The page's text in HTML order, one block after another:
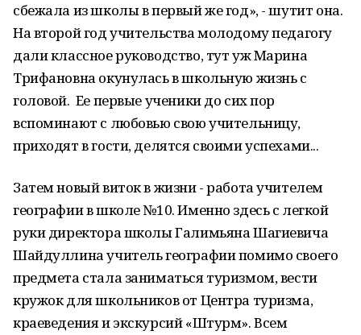
сбежала из школы в первый же год», - шутит она.
На второй год учительства молодому педагогу
дали классное руководство, тут уж Марина
Трифановна окунулась в школьную жизнь с
головой. Ее первые ученики до сих пор
вспоминают с любовью свою учительницу,
приходят в гости, делятся своими успехами...
Затем новый виток в жизни - работа учителем
географии в школе №10. Именно здесь с легкой
руки директора школы Галимьяна Шагиевича
Шайдуллина учитель географии помимо своего
предмета стала заниматься туризмом, вести
кружок для школьников от Центра туризма,
краеведения и экскурсий «Штурм». Всем